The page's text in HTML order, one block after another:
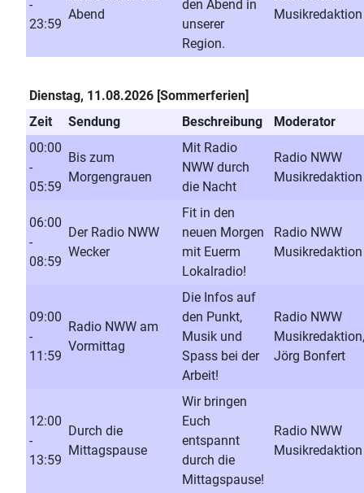
-
23:59
Abend
den Abend in
unserer
Region.
Musikredaktion
Dienstag, 11.08.2026 [Sommerferien]
Zeit
Sendung Beschreibung
Moderator
00:00
-
05:59
Bis zum
Morgengrauen
Mit Radio
NWW durch
die Nacht
Radio NWW
Musikredaktion
06:00
-
08:59
Der Radio NWW
Wecker
Fit in den
neuen Morgen
mit Euerm
Lokalradio!
Radio NWW
Musikredaktion
09:00
-
11:59
Radio NWW am
Vormittag
Die Infos auf
den Punkt,
Musik und
Spass bei der
Arbeit!
Radio NWW
Musikredaktion,
Jörg Bonfert
12:00
-
13:59
Durch die
Mittagspause
Wir bringen
Euch
entspannt
durch die
Mittagspause!
Radio NWW
Musikredaktion